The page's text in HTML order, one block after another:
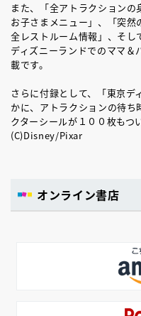
また、「全アトラクションの
お子さまメニュー」、「突然
全レストルーム情報」、そ
ディズニーランドでのママ
載です。
さらに付録として、「東京
かに、アトラクションの待ち
クターシールが１００枚もつ
(C)Disney/Pixar
オンライン書店